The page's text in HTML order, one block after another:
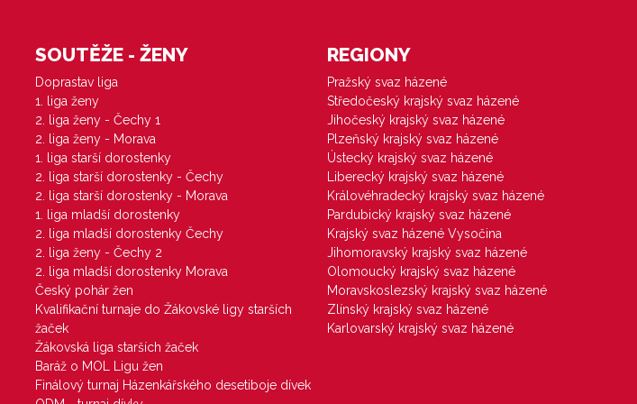
SOUTĚŽE - ŽENY
Doprastav liga
1. liga ženy
2. liga ženy - Čechy 1
2. liga ženy - Morava
1. liga starší dorostenky
2. liga starší dorostenky - Čechy
2. liga starší dorostenky - Morava
1. liga mladší dorostenky
2. liga mladší dorostenky Čechy
2. liga ženy - Čechy 2
2. liga mladší dorostenky Morava
Český pohár žen
Kvalifikační turnaje do Žákovské ligy starších
žaček
Žákovská liga starších žaček
Baráž o MOL Ligu žen
Finálový turnaj Házenkářského desetiboje dívek
REGIONY
Pražský svaz házené
Středočeský krajský svaz házené
Jihočeský krajský svaz házené
Plzeňský krajský svaz házené
Ústecký krajský svaz házené
Liberecký krajský svaz házené
Královéhradecký krajský svaz házené
Pardubický krajský svaz házené
Krajský svaz házené Vysočina
Jihomoravský krajský svaz házené
Olomoucký krajský svaz házené
Moravskoslezský krajský svaz házené
Zlínský krajský svaz házené
Karlovarský krajský svaz házené